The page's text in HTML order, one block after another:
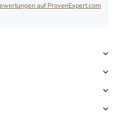
auf ProvenExpert.com